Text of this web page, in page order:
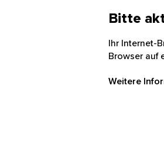
Bitte
Ihr Internet-
Browser auf
Weitere